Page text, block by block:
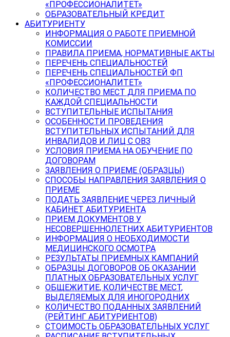
«ПРОФЕССИОНАЛИТЕТ»
ОБРАЗОВАТЕЛЬНЫЙ КРЕДИТ
АБИТУРИЕНТУ
ИНФОРМАЦИЯ О РАБОТЕ ПРИЕМНОЙ
КОМИССИИ
ПРАВИЛА ПРИЕМА, НОРМАТИВНЫЕ АКТЫ
ПЕРЕЧЕНЬ СПЕЦИАЛЬНОСТЕЙ
ПЕРЕЧЕНЬ СПЕЦИАЛЬНОСТЕЙ ФП
«ПРОФЕССИОНАЛИТЕТ»
КОЛИЧЕСТВО МЕСТ ДЛЯ ПРИЕМА ПО
КАЖДОЙ СПЕЦИАЛЬНОСТИ
ВСТУПИТЕЛЬНЫЕ ИСПЫТАНИЯ
ОСОБЕННОСТИ ПРОВЕДЕНИЯ
ВСТУПИТЕЛЬНЫХ ИСПЫТАНИЙ ДЛЯ
ИНВАЛИДОВ И ЛИЦ С ОВЗ
УСЛОВИЯ ПРИЕМА НА ОБУЧЕНИЕ ПО
ДОГОВОРАМ
ЗАЯВЛЕНИЯ О ПРИЕМЕ (ОБРАЗЦЫ)
СПОСОБЫ НАПРАВЛЕНИЯ ЗАЯВЛЕНИЯ О
ПРИЕМЕ
ПОДАТЬ ЗАЯВЛЕНИЕ ЧЕРЕЗ ЛИЧНЫЙ
КАБИНЕТ АБИТУРИЕНТА
ПРИЕМ ДОКУМЕНТОВ У
НЕСОВЕРШЕННОЛЕТНИХ АБИТУРИЕНТОВ
ИНФОРМАЦИЯ О НЕОБХОДИМОСТИ
МЕДИЦИНСКОГО ОСМОТРА
РЕЗУЛЬТАТЫ ПРИЕМНЫХ КАМПАНИЙ
ОБРАЗЦЫ ДОГОВОРОВ ОБ ОКАЗАНИИ
ПЛАТНЫХ ОБРАЗОВАТЕЛЬНЫХ УСЛУГ
ОБЩЕЖИТИЕ, КОЛИЧЕСТВЕ МЕСТ,
ВЫДЕЛЯЕМЫХ ДЛЯ ИНОГОРОДНИХ
КОЛИЧЕСТВО ПОДАННЫХ ЗАЯВЛЕНИЙ
(РЕЙТИНГ АБИТУРИЕНТОВ)
СТОИМОСТЬ ОБРАЗОВАТЕЛЬНЫХ УСЛУГ